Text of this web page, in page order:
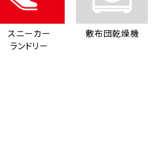
スニーカー
ランドリー
敷布団乾燥機